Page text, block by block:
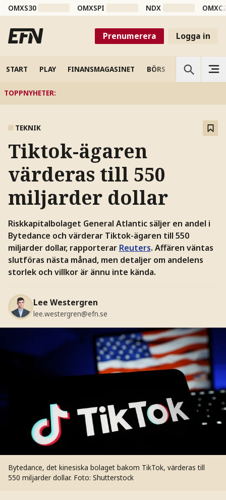
OMXS30 OMXSPI NDX
Prenumerera Logga in
START PLAY FINANSMAGASINET BÖRS VETENSKAP
TOPPNYHETER:
TEKNIK
Tiktok-ägaren
värderas till 550
miljarder dollar
Riskkapitalbolaget General Atlantic säljer en andel i
Bytedance och värderar Tiktok-ägaren till 550
miljarder dollar, rapporterar Reuters. Affären väntas
slutföras nästa månad, men detaljer om andelens
storlek och villkor är ännu inte kända.
Lee Westergren
lee.westergren@efn.se
Bytedance, det kinesiska bolaget bakom TikTok, värderas till
550 miljarder dollar. Foto: Shutterstock